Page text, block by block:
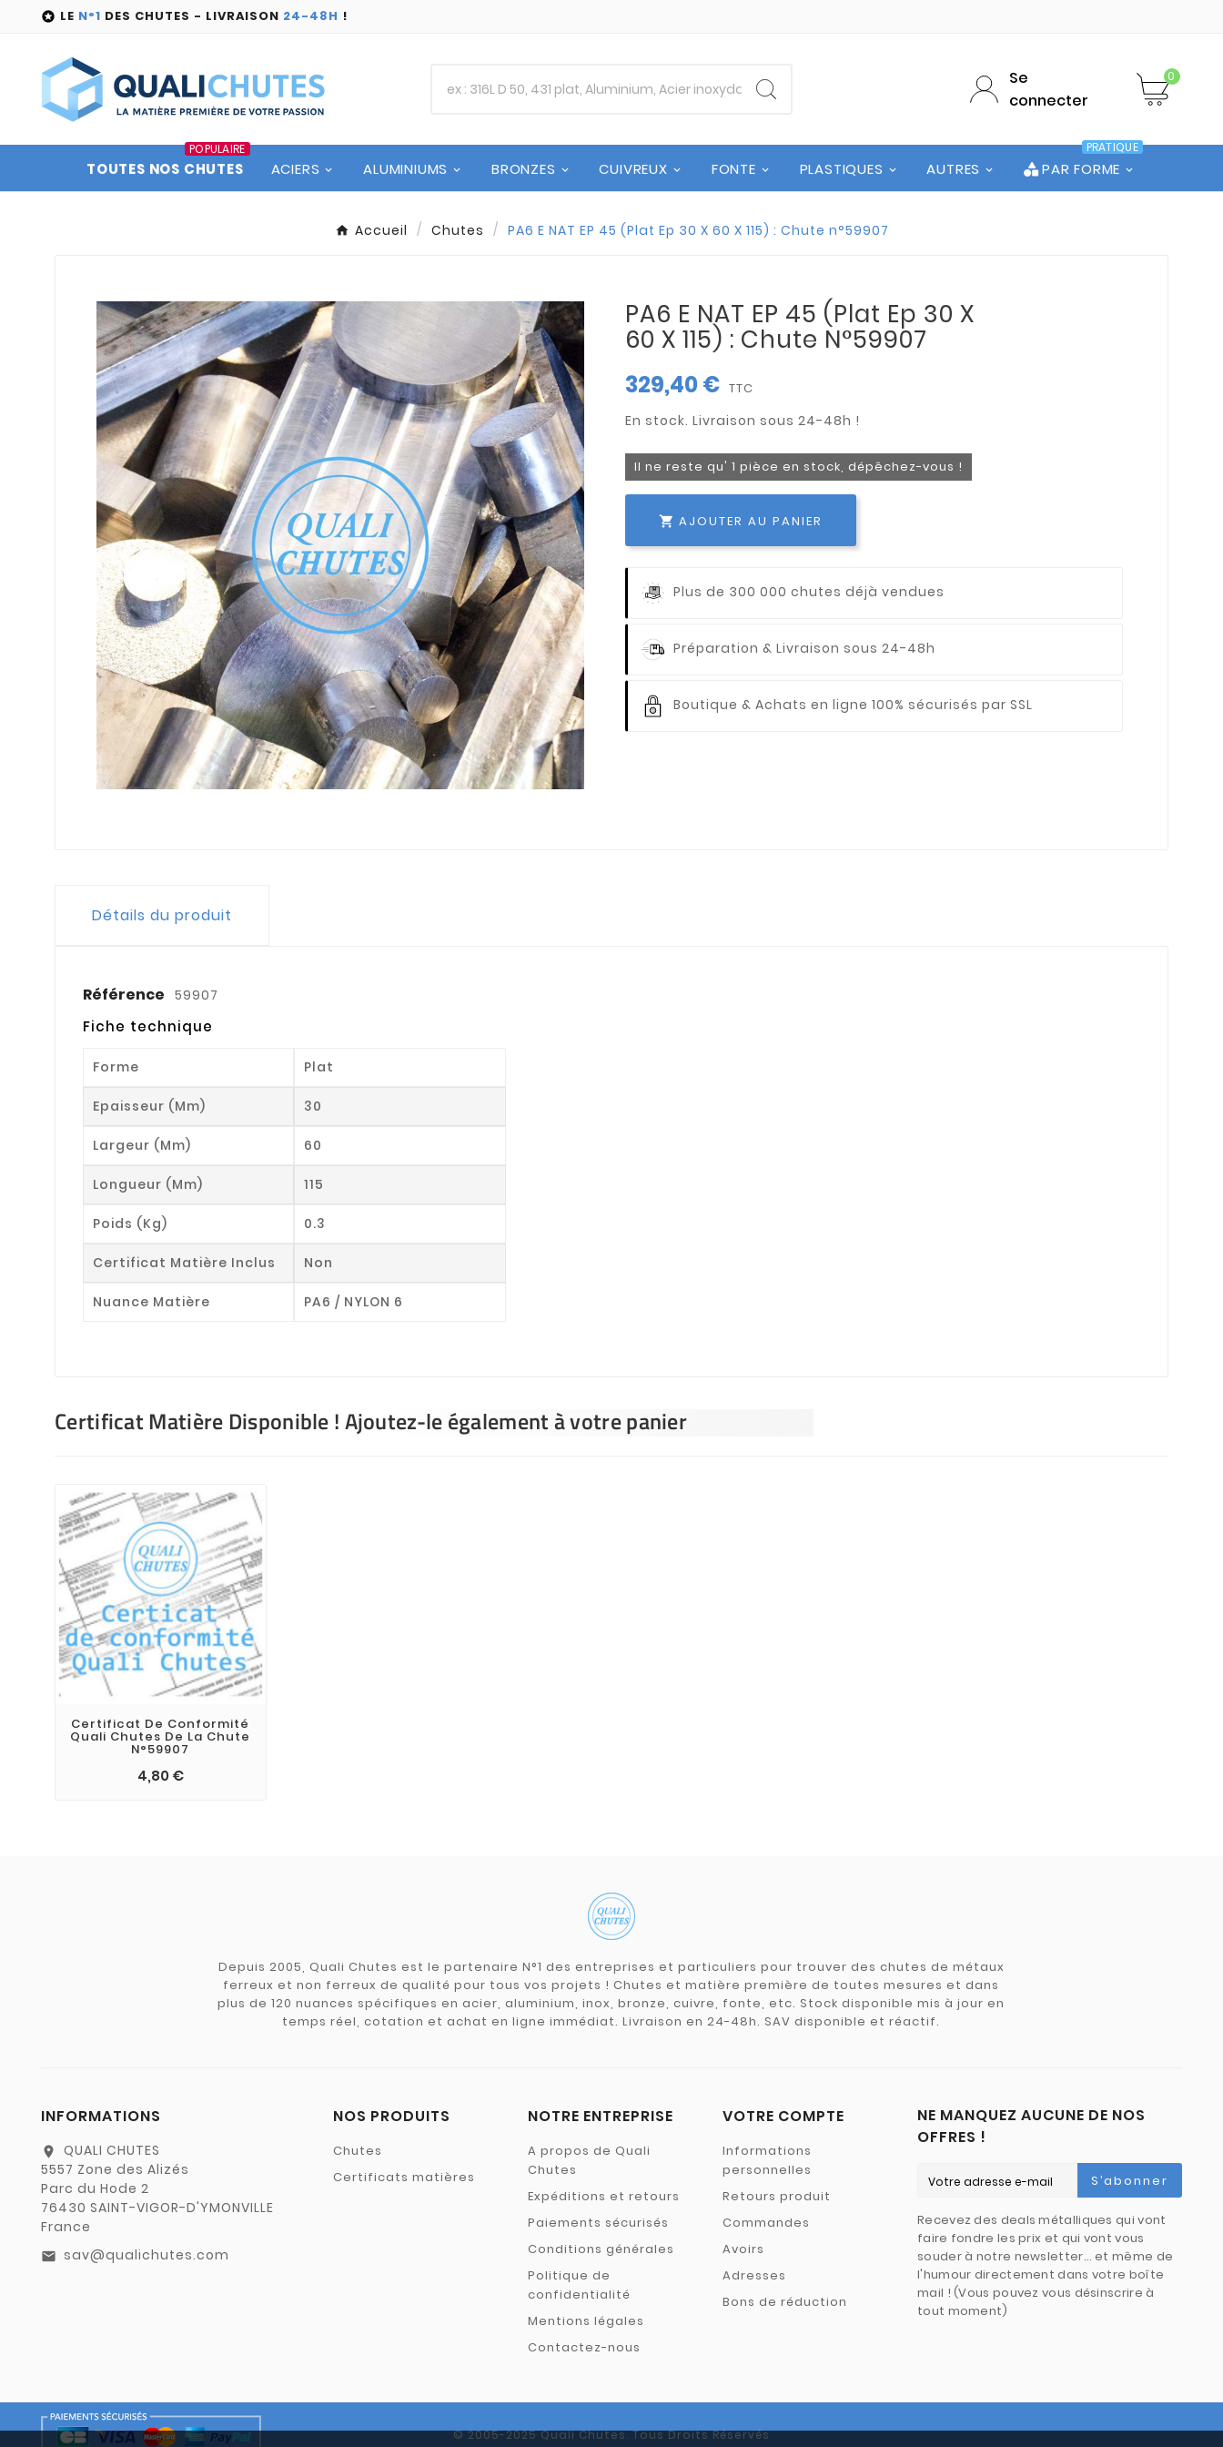
 LE N°1 DES CHUTES - LIVRAISON 24-48H !
Se
connecter
0
TOUTES NOS CHUTES
POPULAIRE
ACIERS ALUMINIUMS BRONZES CUIVREUX FONTE PLASTIQUES AUTRES PAR FORME
PRATIQUE
Accueil Chutes PA6 E NAT EP 45 (Plat Ep 30 X 60 X 115) : Chute n°59907
PA6 E NAT EP 45 (Plat Ep 30 X
60 X 115) : Chute N°59907
329,40 € TTC
Il ne reste qu' 1 pièce en stock, dépêchez-vous !
 AJOUTER AU PANIER
Plus de 300 000 chutes déjà vendues
Préparation & Livraison sous 24-48h
Boutique & Achats en ligne 100% sécurisés par SSL
Détails du produit
Référence 59907
Fiche technique
Forme Plat
Epaisseur (mm) 30
Largeur (mm) 60
Longueur (mm) 115
Poids (kg) 0.3
Certificat Matière Inclus Non
Nuance Matière PA6 / NYLON 6
Certificat Matière Disponible ! Ajoutez-le également à votre panier
Certificat De Conformité
Quali Chutes De La Chute
N°59907
4,80 €
Depuis 2005, Quali Chutes est le partenaire N°1 des entreprises et particuliers pour trouver des chutes de métaux
ferreux et non ferreux de qualité pour tous vos projets ! Chutes et matière première de toutes mesures et dans
plus de 120 nuances spécifiques en acier, aluminium, inox, bronze, cuivre, fonte, etc. Stock disponible mis à jour en
temps réel, cotation et achat en ligne immédiat. Livraison en 24-48h. SAV disponible et réactif.
INFORMATIONS
location_on
QUALI CHUTES
5557 Zone des Alizés
Parc du Hode 2
76430 SAINT-VIGOR-D'YMONVILLE
France
email sav@qualichutes.com
NOS PRODUITS
Chutes
Certificats matières
NOTRE ENTREPRISE
A propos de Quali
Chutes
Expéditions et retours
Paiements sécurisés
Conditions générales
Politique de
confidentialité
Mentions légales
Contactez-nous
VOTRE COMPTE
Informations
personnelles
Retours produit
Commandes
Avoirs
Adresses
Bons de réduction
NE MANQUEZ AUCUNE DE NOS
OFFRES !
S’abonner
Recevez des deals métalliques qui vont
faire fondre les prix et qui vont vous
souder à notre newsletter… et même de
l'humour directement dans votre boîte
mail ! (Vous pouvez vous désinscrire à
tout moment)
© 2005-2025 Quali Chutes. Tous Droits Réservés